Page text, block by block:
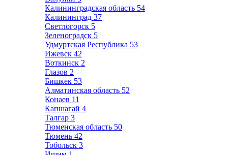
Калининградская область 54
Калининград 37
Светлогорск 5
Зеленоградск 5
Удмуртская Республика 53
Ижевск 42
Воткинск 2
Глазов 2
Бишкек 53
Алматинская область 52
Конаев 11
Капшагай 4
Талгар 3
Тюменская область 50
Тюмень 42
Тобольск 3